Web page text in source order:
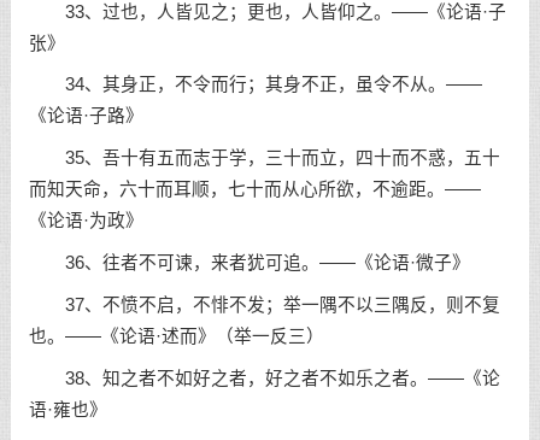
33、过也，人皆见之；更也，人皆仰之。——《论语·子
张》
34、其身正，不令而行；其身不正，虽令不从。——
《论语·子路》
35、吾十有五而志于学，三十而立，四十而不惑，五十
而知天命，六十而耳顺，七十而从心所欲，不逾距。——
《论语·为政》
36、往者不可谏，来者犹可追。——《论语·微子》
37、不愤不启，不悱不发；举一隅不以三隅反，则不复
也。——《论语·述而》（举一反三）
38、知之者不如好之者，好之者不如乐之者。——《论
语·雍也》